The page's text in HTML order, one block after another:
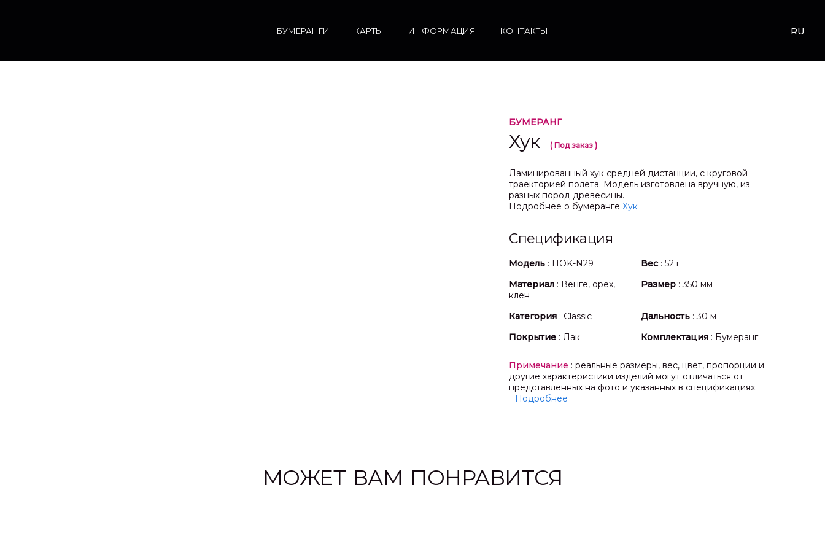
БУМЕРАНГИ КАРТЫ ИНФОРМАЦИЯ КОНТАКТЫ RU
БУМЕРАНГ
Хук ( Под заказ )
Ламинированный хук средней дистанции, с круговой
траекторией полета. Модель изготовлена вручную, из
разных пород древесины.
Подробнее о бумерангеХук
Спецификация
Модель : HOK-N29 Вес : 52 г
Материал : Венге, орех,
клён
Размер : 350 мм
Категория : Classic Дальность : 30 м
Покрытие : Лак Комплектация : Бумеранг
Примечание : реальные размеры, вес, цвет, пропорции и
другие характеристики изделий могут отличаться от
представленных на фото и указанных в спецификациях.
Подробнее
МОЖЕТ ВАМ ПОНРАВИТСЯ